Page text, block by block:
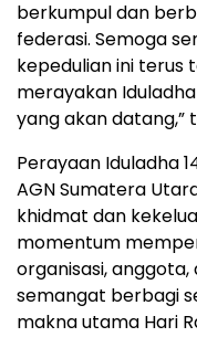
berkumpul dan
federasi. Semoga
kepedulian ini terus
merayakan
yang akan datang,”
Perayaan Iduladha
AGN Sumatera
khidmat dan
momentum
organisasi,
semangat berbagi
makna utama Hari